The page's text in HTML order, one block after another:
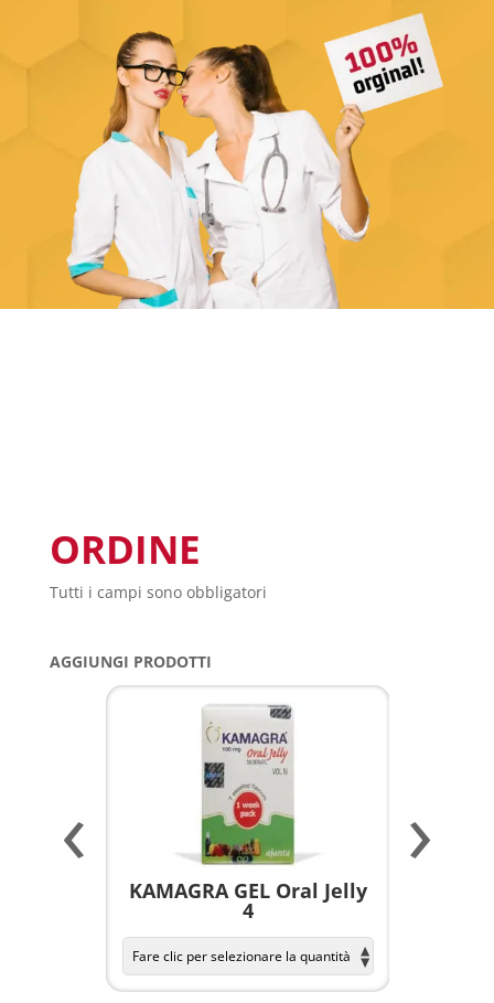
ORDINE
Tutti i campi sono obbligatori
AGGIUNGI PRODOTTI
KAMAGRA GEL Oral Jelly
4
‹ ›